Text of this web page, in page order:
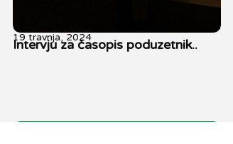
19 travnja, 2024
Intervju za časopis poduzetnik..